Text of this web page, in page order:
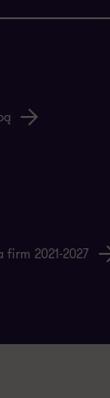
firm 2021-2027